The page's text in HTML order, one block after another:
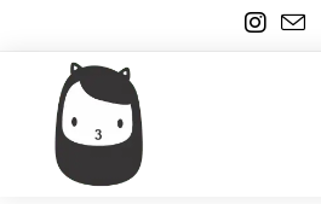
conteúdo